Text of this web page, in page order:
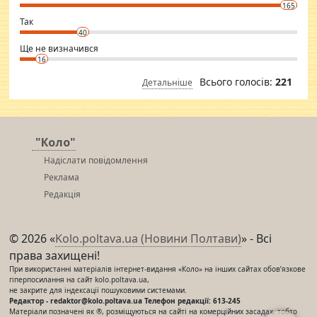
club.
⇒ sakshimirchandani.com
165
Так
40
Ще не визначився
16
Детальніше Всього голосів: 221
"Коло"
Надіслати повідомлення
Реклама
Редакція
© 2026 «Kolo.poltava.ua (Новини Полтави)» - Всі
права захищені!
При використанні матеріалів інтернет-видання «Коло» на інших сайтах обов’язкове
гіперпосилання на сайт kolo.poltava.ua,
не закрите для індексації пошуковими системами.
Редактор - redaktor@kolo.poltava.ua Телефон редакції: 613-245
Матеріали позначені як ®, розміщуються на сайті на комерційних засадах, тобто